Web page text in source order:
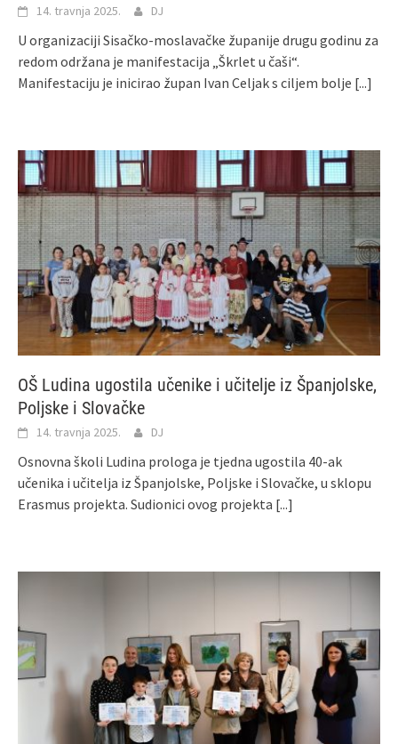
14. travnja 2025. DJ
U organizaciji Sisačko-moslavačke županije drugu godinu za
redom održana je manifestacija „Škrlet u čaši“.
Manifestaciju je inicirao župan Ivan Celjak s ciljem bolje [...]
OŠ Ludina ugostila učenike i učitelje iz Španjolske,
Poljske i Slovačke
14. travnja 2025. DJ
Osnovna školi Ludina prologa je tjedna ugostila 40-ak
učenika i učitelja iz Španjolske, Poljske i Slovačke, u sklopu
Erasmus projekta. Sudionici ovog projekta [...]